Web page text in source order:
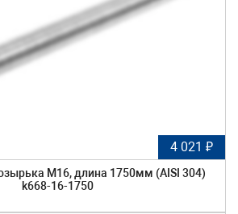
4 021 ₽
М16, длина 1750мм (AISI 304)
k668-16-1750